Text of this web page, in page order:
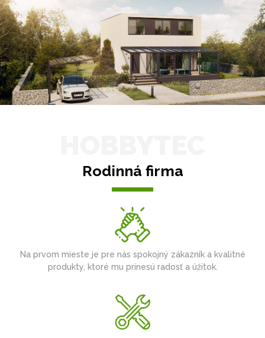
Rodinná firma
Na prvom mieste je pre nás spokojný zákazník a kvalitné
produkty, ktoré mu prinesú radosť a úžitok.